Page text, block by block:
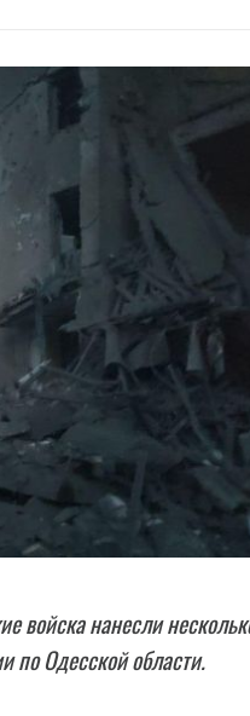
войска нанесли
по Одесской области.